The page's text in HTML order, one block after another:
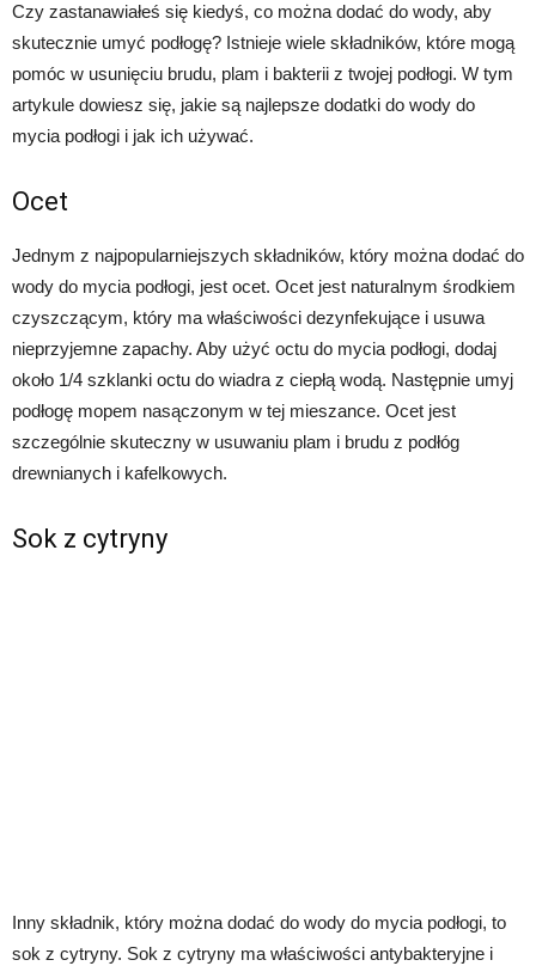
Czy zastanawiałeś się kiedyś, co można dodać do wody, aby
skutecznie umyć podłogę? Istnieje wiele składników, które mogą
pomóc w usunięciu brudu, plam i bakterii z twojej podłogi. W tym
artykule dowiesz się, jakie są najlepsze dodatki do wody do
mycia podłogi i jak ich używać.
Ocet
Jednym z najpopularniejszych składników, który można dodać do
wody do mycia podłogi, jest ocet. Ocet jest naturalnym środkiem
czyszczącym, który ma właściwości dezynfekujące i usuwa
nieprzyjemne zapachy. Aby użyć octu do mycia podłogi, dodaj
około 1/4 szklanki octu do wiadra z ciepłą wodą. Następnie umyj
podłogę mopem nasączonym w tej mieszance. Ocet jest
szczególnie skuteczny w usuwaniu plam i brudu z podłóg
drewnianych i kafelkowych.
Sok z cytryny
Inny składnik, który można dodać do wody do mycia podłogi, to
sok z cytryny. Sok z cytryny ma właściwości antybakteryjne i